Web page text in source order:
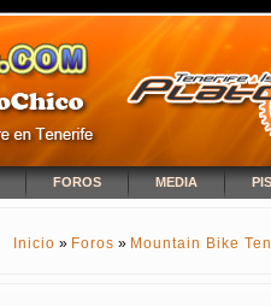
FOROS MEDIA
SE ENCUENTRA USTED
Inicio » Foros » Mountain Bike